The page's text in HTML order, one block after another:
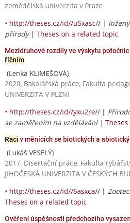
zemědělská univerzita v Praze
• http://theses.cz/id//u5xasc// |
přírody| Theses on a related topic
Mezidruhové rozdíly ve výskytu potočnic
říčním
(Lenka KLIMEŠOVÁ)
2020, Bakalářská práce, Fakulta
UNIVERZITA V PLZNI
• http://theses.cz/id//yxu2re// |
se zaměřením na vzdělávání|
Raci v měnících se biotických a
(Lukáš VESELÝ)
2017, Disertační práce, Fakulta
JIHOČESKÁ UNIVERZITA V ČESKÝCH
• http://theses.cz/id//6asxca// |
Theses on a related topic
Ověření úspěšnosti předchozího